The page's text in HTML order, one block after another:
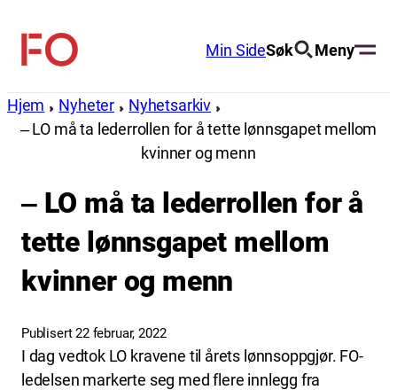
innhold
FO
Min SideSøk Meny
Hjem Nyheter
Nyhetsarkiv
‒ LO må ta lederrollen for å tette lønnsgapet mellom
kvinner og menn
‒ LO må ta lederrollen for å
tette lønnsgapet mellom
kvinner og menn
Publisert 22 februar, 2022
I dag vedtok LO kravene til årets lønnsoppgjør. FO-
ledelsen markerte seg med flere innlegg fra